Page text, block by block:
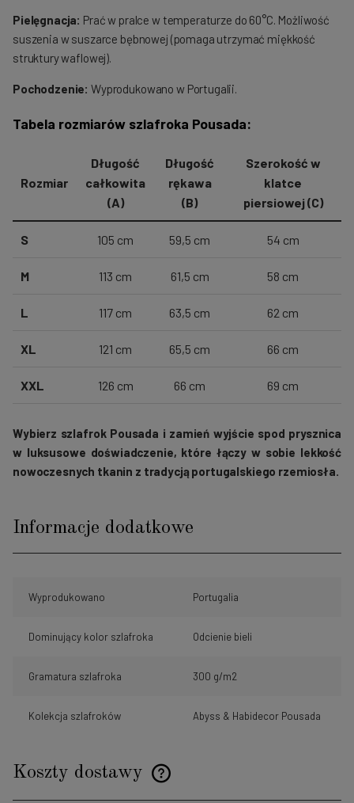
Pielęgnacja: Prać w pralce w temperaturze do 60°C. Możliwość
suszenia w suszarce bębnowej (pomaga utrzymać miękkość
struktury waflowej).
Pochodzenie: Wyprodukowano w Portugalii.
Tabela rozmiarów szlafroka Pousada:
Rozmiar
Długość
całkowita
(A)
Długość
rękawa
(B)
Szerokość w
klatce
piersiowej (C)
S 105 cm 59,5 cm 54 cm
M 113 cm 61,5 cm 58 cm
L 117 cm 63,5 cm 62 cm
XL 121 cm 65,5 cm 66 cm
XXL 126 cm 66 cm 69 cm
Wybierz szlafrok Pousada i zamień wyjście spod prysznica
w luksusowe doświadczenie, które łączy w sobie lekkość
nowoczesnych tkanin z tradycją portugalskiego rzemiosła.
Informacje dodatkowe
Wyprodukowano Portugalia
Dominujący kolor szlafroka Odcienie bieli
Gramatura szlafroka 300 g/m2
Kolekcja szlafroków Abyss & Habidecor Pousada
Koszty dostawy
Cena nie zawiera ewentualnych kosztów płatności